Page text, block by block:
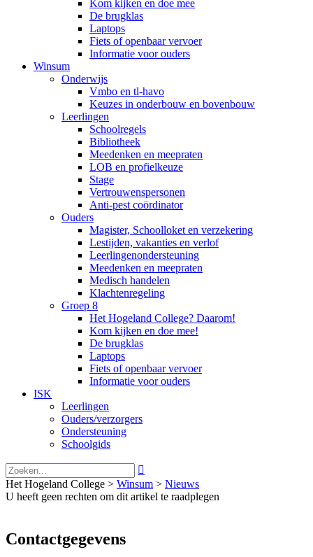
Kom kijken en doe mee
De brugklas
Laptops
Fiets of openbaar vervoer
Informatie voor ouders
Winsum
Onderwijs
Vmbo en tl-havo
Keuzes in onderbouw en bovenbouw
Leerlingen
Schoolregels
Bibliotheek
Meedenken en meepraten
LOB en profielkeuze
Stage
Vertrouwenspersonen
Anti-pest coördinator
Ouders
Magister, Schoolloket en verzekering
Lestijden, vakanties en verlof
Leerlingenondersteuning
Meedenken en meepraten
Medisch handelen
Klachtenregeling
Groep 8
Het Hogeland College? Daarom!
Kom kijken en doe mee!
De brugklas
Laptops
Fiets of openbaar vervoer
Informatie voor ouders
ISK
Leerlingen
Ouders/verzorgers
Ondersteuning
Schoolgids

Het Hogeland College > Winsum > Nieuws
U heeft geen rechten om dit artikel te raadplegen
Contactgegevens